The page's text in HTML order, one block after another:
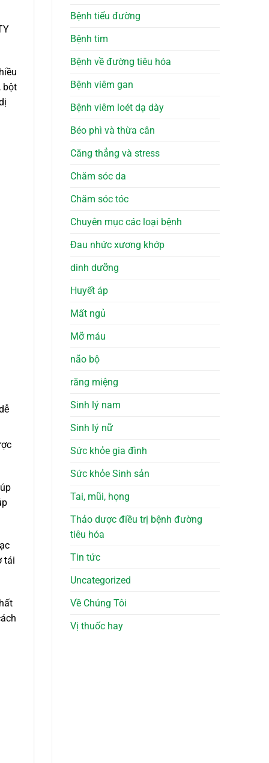
bột
tái
Bệnh tiểu đường
Bệnh tim
Bệnh về đường tiêu hóa
Bệnh viêm gan
Bệnh viêm loét dạ dày
Béo phì và thừa cân
Căng thẳng và stress
Chăm sóc da
Chăm sóc tóc
Chuyên mục các loại bệnh
Đau nhức xương khớp
dinh dưỡng
Huyết áp
Mất ngủ
Mỡ máu
não bộ
răng miệng
Sinh lý nam
Sinh lý nữ
Sức khỏe gia đình
Sức khỏe Sinh sản
Tai, mũi, họng
Thảo dược điều trị bệnh đường
tiêu hóa
Tin tức
Uncategorized
Về Chúng Tôi
Vị thuốc hay